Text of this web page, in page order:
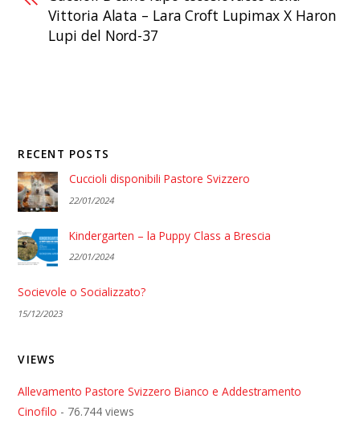
Vittoria Alata – Lara Croft Lupimax X Haron
Lupi del Nord-37
RECENT POSTS
Cuccioli disponibili Pastore Svizzero
22/01/2024
Kindergarten – la Puppy Class a Brescia
22/01/2024
Socievole o Socializzato?
15/12/2023
VIEWS
Allevamento Pastore Svizzero Bianco e Addestramento
Cinofilo - 76.744 views